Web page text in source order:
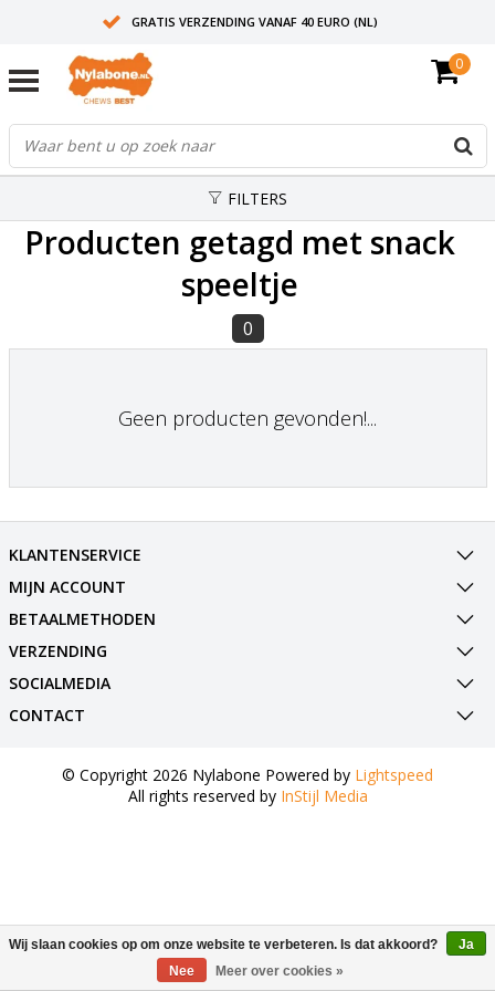
GRATIS VERZENDING VANAF 40 EURO (NL)
0
FILTERS
Producten getagd met snack
speeltje
0
Geen producten gevonden!...
KLANTENSERVICE
MIJN ACCOUNT
BETAALMETHODEN
VERZENDING
SOCIALMEDIA
CONTACT
© Copyright 2026 Nylabone Powered by Lightspeed
All rights reserved by InStijl Media
Wij slaan cookies op om onze website te verbeteren. Is dat akkoord?
Ja
Nee
Meer over cookies »